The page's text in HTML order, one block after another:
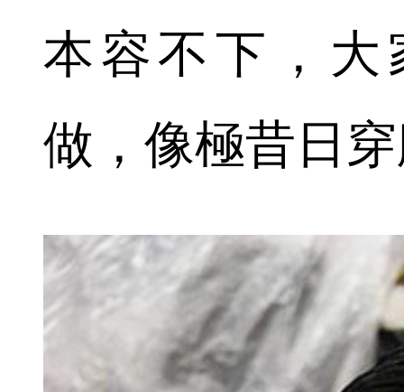
本容不下，大
做，像極昔日